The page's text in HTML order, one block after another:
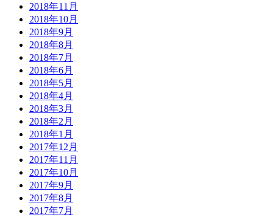
2018年11月
2018年10月
2018年9月
2018年8月
2018年7月
2018年6月
2018年5月
2018年4月
2018年3月
2018年2月
2018年1月
2017年12月
2017年11月
2017年10月
2017年9月
2017年8月
2017年7月